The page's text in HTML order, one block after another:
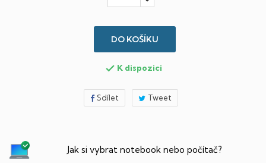
DO KOŠÍKU
 K dispozici
Sdílet Tweet
Jak si vybrat notebook nebo počítač?